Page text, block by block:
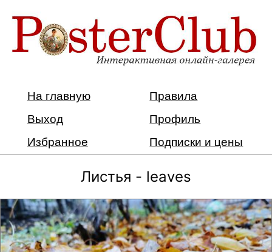
На главную
Правила
Выход
Профиль
Избранное
Подписки и цены
Листья - leaves